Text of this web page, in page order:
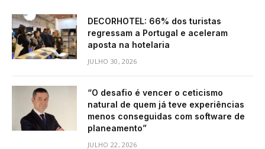
DECORHOTEL: 66% dos turistas
regressam a Portugal e aceleram
aposta na hotelaria
JULHO 30, 2026
“O desafio é vencer o ceticismo
natural de quem já teve experiências
menos conseguidas com software de
planeamento”
JULHO 22, 2026